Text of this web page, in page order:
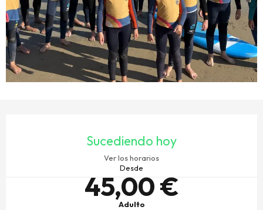
Sucediendo hoy
Ver los horarios
Desde
45,00 €
Adulto